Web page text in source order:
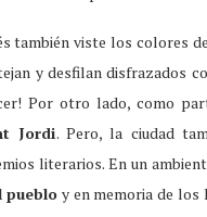
también viste los colores
y desfilan disfrazados
Por otro lado, como
Jordi. Pero, la ciudad
literarios. En un
pueblo y en memoria de los